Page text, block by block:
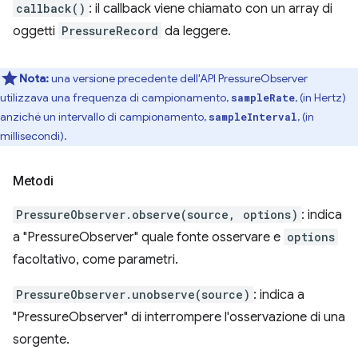
callback() : il callback viene chiamato con un array di
oggetti PressureRecord da leggere.
Nota:una versione precedente dell'API PressureObserver
utilizzava una frequenza di campionamento, sampleRate, (in Hertz)
anziché un intervallo di campionamento, sampleInterval, (in
millisecondi).
Metodi
PressureObserver.observe(source, options) : indica
a "PressureObserver" quale fonte osservare e options
facoltativo, come parametri.
PressureObserver.unobserve(source) : indica a
"PressureObserver" di interrompere l'osservazione di una
sorgente.